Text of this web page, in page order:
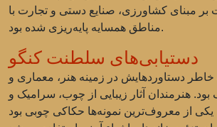
بر مبنای کشاورزی، صنایع دستی و تجارت با
مناطق همسایه پایه‌ریزی شده بود.
دستیابی‌های سلطنت کنگو
دستاوردهایش در زمینه هنر، معماری و
هنرمندان آثار زیبایی از چوب، سرامیک و
از معروف‌ترین نمونه‌ها حکاکی چوبی بود